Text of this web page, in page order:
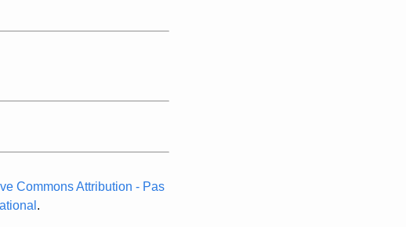
Commons Attribution - Pas
.